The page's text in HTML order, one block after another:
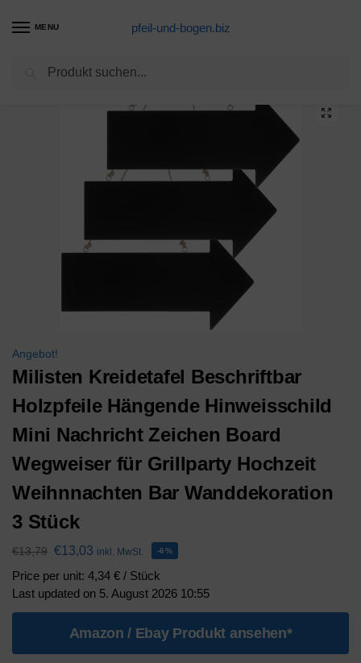
MENU pfeil-und-bogen.biz
Carbonpfeile Produkte
Angebot!
Milisten Kreidetafel Beschriftbar
Holzpfeile Hängende Hinweisschild
Mini Nachricht Zeichen Board
Wegweiser für Grillparty Hochzeit
Weihnnachten Bar Wanddekoration
3 Stück
€13,79 €13,03 inkl. MwSt. -6%
Price per unit: 4,34 € / Stück
Last updated on 5. August 2026 10:55
Amazon / Ebay Produkt ansehen*